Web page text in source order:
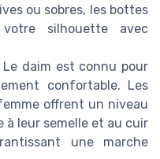
ou sobres, les bottes
silhouette avec
Le daim est connu pour
confortable. Les
offrent un niveau
leur semelle et au cuir
une marche